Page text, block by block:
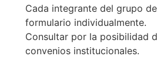
Cada integrante del grupo
formulario individualmente.
Consultar por la posibilidad
convenios institucionales.